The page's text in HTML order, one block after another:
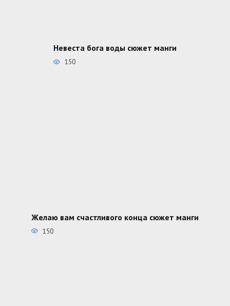
Невеста бога воды сюжет манги
150
Желаю вам счастливого конца сюжет манги
150